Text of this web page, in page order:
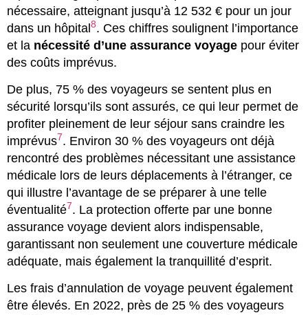
nécessaire, atteignant jusqu’à 12 532 € pour un jour
dans un hôpital8. Ces chiffres soulignent l’importance
et la nécessité d’une assurance voyage pour éviter
des coûts imprévus.
De plus, 75 % des voyageurs se sentent plus en
sécurité lorsqu’ils sont assurés, ce qui leur permet de
profiter pleinement de leur séjour sans craindre les
imprévus7. Environ 30 % des voyageurs ont déjà
rencontré des problèmes nécessitant une assistance
médicale lors de leurs déplacements à l’étranger, ce
qui illustre l’avantage de se préparer à une telle
éventualité7. La protection offerte par une bonne
assurance voyage devient alors indispensable,
garantissant non seulement une couverture médicale
adéquate, mais également la tranquillité d’esprit.
Les frais d’annulation de voyage peuvent également
être élevés. En 2022, près de 25 % des voyageurs